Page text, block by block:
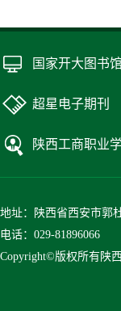
国家开大图书馆
超星电子期刊
陕西工商职业
地址：陕西省西安市郭
电话：029-81896066
Copyright©版权所有陕